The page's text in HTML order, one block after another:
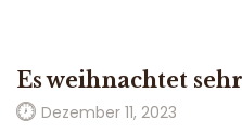
Es weihnachtet
Dezember 11, 2023